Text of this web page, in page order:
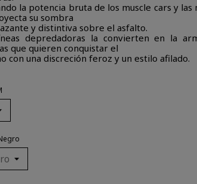
la potencia bruta de los muscle cars y
su sombra
y distintiva sobre el asfalto.
depredadoras la convierten en la
que quieren conquistar el
con una discreción feroz y un estilo afilado.